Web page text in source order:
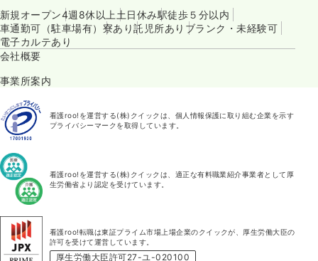
新規オープン4週8休以上 土日休み駅徒歩５分以内
車通勤可（駐車場有） 寮あり託児所あり ブランク・未経験可
電子カルテあり
会社概要
事業所案内
看護roo!を運営する(株)クイックは、個人情報保護に取り組む企業を示す
プライバシーマークを取得しています。
看護roo!を運営する(株)クイックは、適正な有料職業紹介事業者として厚
生労働省より認定を受けています。
看護roo!転職は東証プライム市場上場企業のクイックが、厚生労働大臣の
許可を受けて運営しています。
厚生労働大臣許可27-ユ-020100